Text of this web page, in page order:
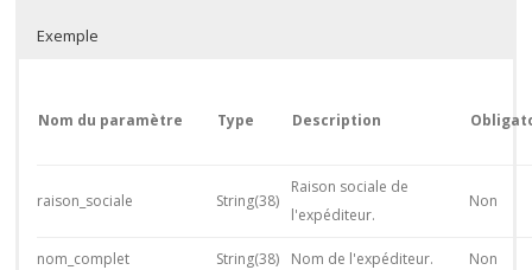
Exemple
Nom du paramètre Type Description
raison_sociale String(38)
Raison sociale de
l'expéditeur.
Non
nom_complet String(38) Nom de l'expéditeur. Non